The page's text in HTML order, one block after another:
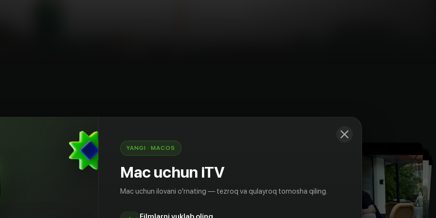
отчисленный из столичного вуза,
в провинцию, но застает некогда
страны в плачевном состоянии. Местная
в реку, заповедные леса бесконтрольно
плодятся стихийные свалки.
мэр закрывает на все глаза и мечтает уйти в
выборах полномочия ставленнику
YANGI · MACOS
Mac uchun iTV
Mac uchun ilovani o'rnating — tezroq va qulayroq tomosha qiling.